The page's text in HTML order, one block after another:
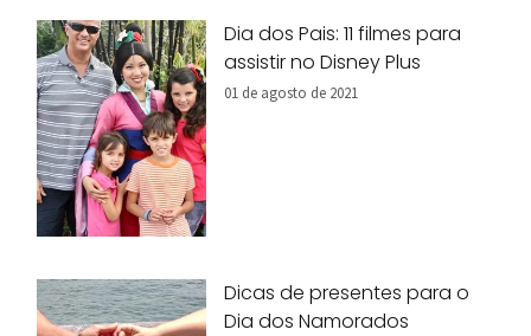
Dia dos Pais: 11 filmes para
assistir no Disney Plus
01 de agosto de 2021
Dicas de presentes para o
Dia dos Namorados